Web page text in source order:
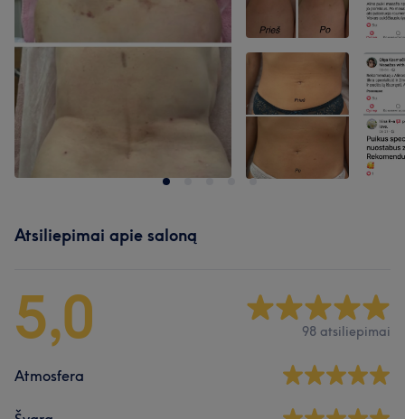
Atsiliepimai apie saloną
5,0 98 atsiliepimai
Atmosfera